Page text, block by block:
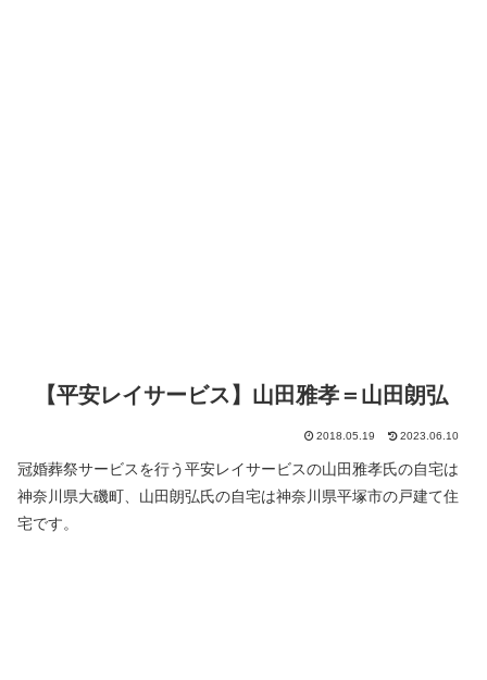
【平安レイサービス】山田雅孝＝山田朗弘
2018.05.19 2023.06.10
冠婚葬祭サービスを行う平安レイサービスの山田雅孝氏の自宅は
神奈川県大磯町、山田朗弘氏の自宅は神奈川県平塚市の戸建て住
宅です。